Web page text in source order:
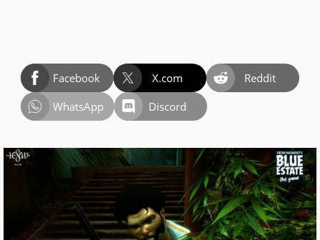
Facebook X.com
Reddit
WhatsApp
Discord